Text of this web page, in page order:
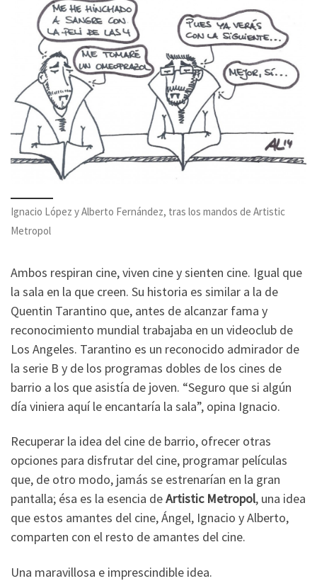
Ignacio López y Alberto Fernández, tras los mandos de Artistic
Metropol
Ambos respiran cine, viven cine y sienten cine. Igual que
la sala en la que creen. Su historia es similar a la de
Quentin Tarantino que, antes de alcanzar fama y
reconocimiento mundial trabajaba en un videoclub de
Los Angeles. Tarantino es un reconocido admirador de
la serie B y de los programas dobles de los cines de
barrio a los que asistía de joven. “Seguro que si algún
día viniera aquí le encantaría la sala”, opina Ignacio.
Recuperar la idea del cine de barrio, ofrecer otras
opciones para disfrutar del cine, programar películas
que, de otro modo, jamás se estrenarían en la gran
pantalla; ésa es la esencia deArtistic Metropol, una idea
que estos amantes del cine, Ángel, Ignacio y Alberto,
comparten con el resto de amantes del cine.
Una maravillosa e imprescindible idea.